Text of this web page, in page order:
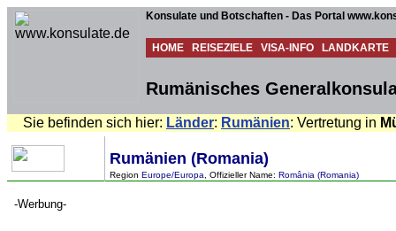
Konsulate und Botschaften - Das Portal
HOME REISEZIELE VISA-INFO LANDKARTE
Rumänisches
Sie befinden sich hier: Länder: Rumänien: Vertretung in
Rumänien (Romania)
Region Europe/Europa , Offizieller Name: România (Romania)
-Werbung-